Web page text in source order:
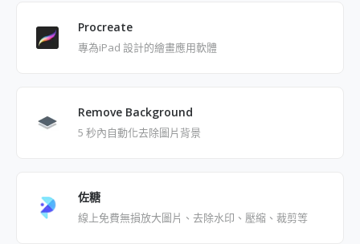
Procreate
專為iPad 設計的繪畫應用軟體
Remove Background
5 秒內自動化去除圖片背景
佐糖
線上免費無損放大圖片、去除水印、壓縮、裁剪等